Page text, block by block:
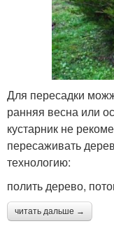
Для пересадки
ранняя весна или
кустарник не
пересаживать
технологию:
полить дерево,
читать дальше →